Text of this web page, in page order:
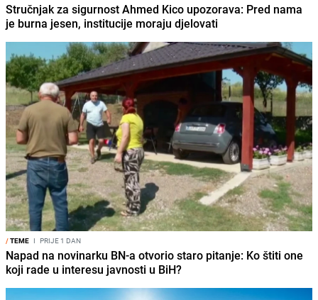
Stručnjak za sigurnost Ahmed Kico upozorava: Pred nama
je burna jesen, institucije moraju djelovati
/TEME I PRIJE 1 DAN
Napad na novinarku BN-a otvorio staro pitanje: Ko štiti one
koji rade u interesu javnosti u BiH?